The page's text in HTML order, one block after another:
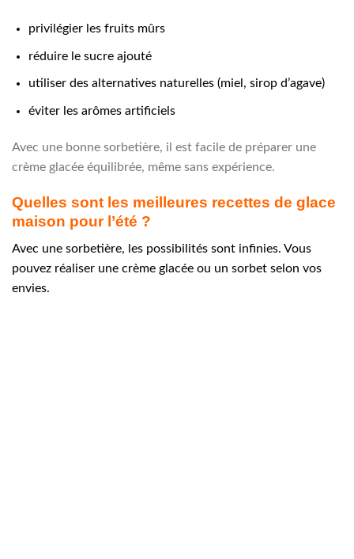
privilégier les fruits mûrs
réduire le sucre ajouté
utiliser des alternatives naturelles (miel, sirop d’agave)
éviter les arômes artificiels
Avec une bonne sorbetière, il est facile de préparer une
crème glacée équilibrée, même sans expérience.
Quelles sont les meilleures recettes de glace
maison pour l’été ?
Avec une sorbetière, les possibilités sont infinies. Vous
pouvez réaliser une crème glacée ou un sorbet selon vos
envies.